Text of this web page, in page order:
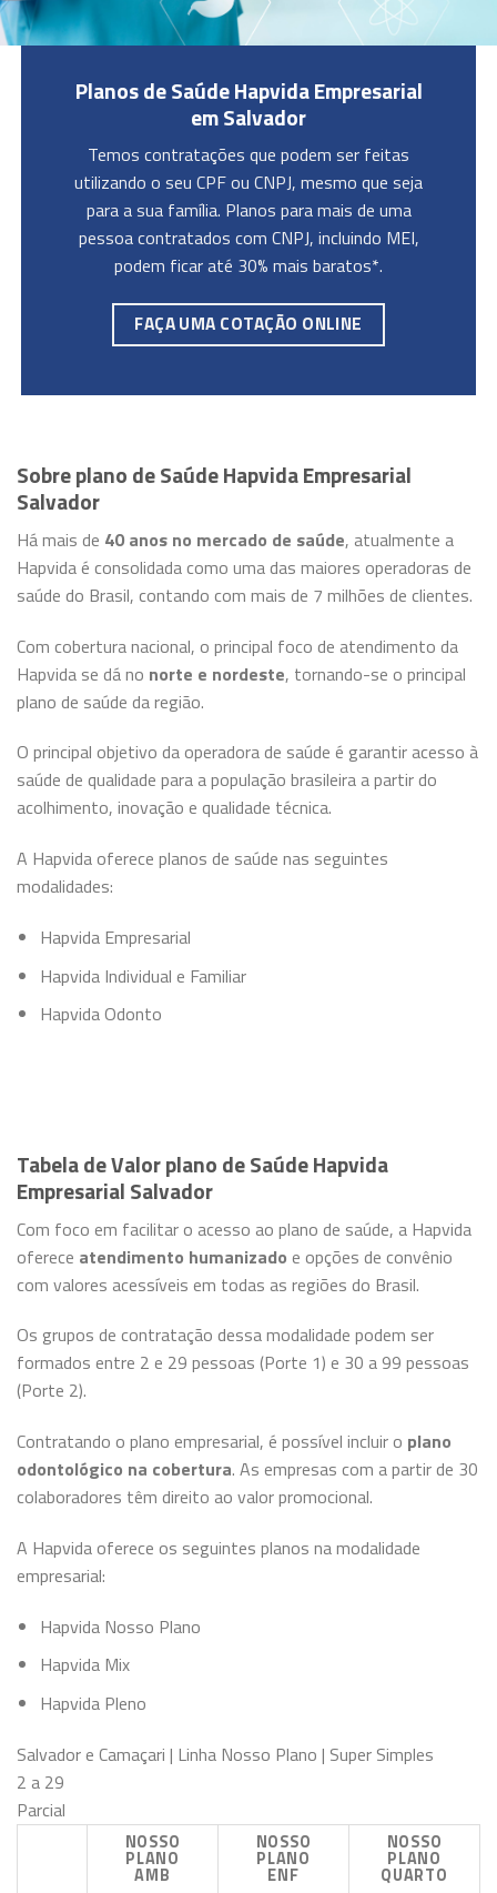
Planos de Saúde Hapvida Empresarial
em Salvador
Temos contratações que podem ser feitas
utilizando o seu CPF ou CNPJ, mesmo que seja
para a sua família. Planos para mais de uma
pessoa contratados com CNPJ, incluindo MEI,
podem ficar até 30% mais baratos*.
FAÇA UMA COTAÇÃO ONLINE
Sobre plano de Saúde Hapvida Empresarial
Salvador
Há mais de 40 anos no mercado de saúde, atualmente a
Hapvida é consolidada como uma das maiores operadoras de
saúde do Brasil, contando com mais de 7 milhões de clientes.
Com cobertura nacional, o principal foco de atendimento da
Hapvida se dá no norte e nordeste, tornando-se o principal
plano de saúde da região.
O principal objetivo da operadora de saúde é garantir acesso à
saúde de qualidade para a população brasileira a partir do
acolhimento, inovação e qualidade técnica.
A Hapvida oferece planos de saúde nas seguintes
modalidades:
Hapvida Empresarial
Hapvida Individual e Familiar
Hapvida Odonto
Tabela de Valor plano de Saúde Hapvida
Empresarial Salvador
Com foco em facilitar o acesso ao plano de saúde, a Hapvida
oferece atendimento humanizado e opções de convênio
com valores acessíveis em todas as regiões do Brasil.
Os grupos de contratação dessa modalidade podem ser
formados entre 2 e 29 pessoas (Porte 1) e 30 a 99 pessoas
(Porte 2).
Contratando o plano empresarial, é possível incluir o plano
odontológico na cobertura. As empresas com a partir de 30
colaboradores têm direito ao valor promocional.
A Hapvida oferece os seguintes planos na modalidade
empresarial:
Hapvida Nosso Plano
Hapvida Mix
Hapvida Pleno
Salvador e Camaçari | Linha Nosso Plano | Super Simples
2 a 29
Parcial
NOSSO
PLANO
AMB
NOSSO
PLANO
ENF
NOSSO
PLANO
QUARTO